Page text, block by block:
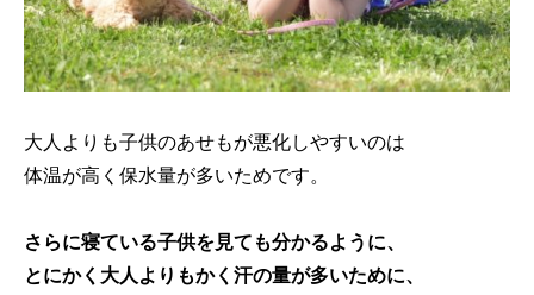
大人よりも子供のあせもが悪化しやすいのは
体温が高く保水量が多いためです。
さらに寝ている子供を見ても分かるように、
とにかく大人よりもかく汗の量が多いために、